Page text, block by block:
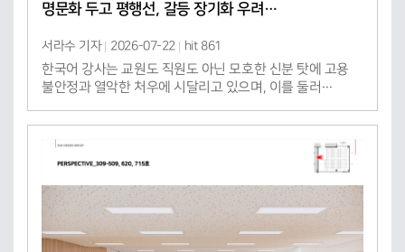
명문화 두고 평행선, 갈등 장기화 우려…
서라수 기자 2026-07-22
hit 861
한국어 강사는 교원도 직원도 아닌 모호한 신분 탓에 고용
불안정과 열악한 처우에 시달리고 있으며, 이를 둘러…